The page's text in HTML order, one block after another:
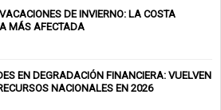
DE INVIERNO: LA COSTA
MÁS AFECTADA
EN DEGRADACIÓN FINANCIERA: VUELVEN
NACIONALES EN 2026